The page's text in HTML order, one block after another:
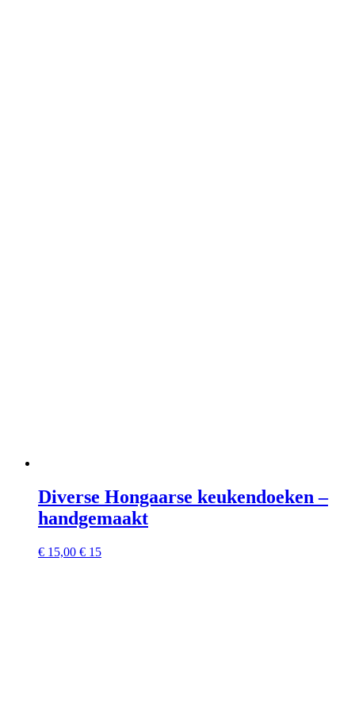
Diverse Hongaarse keukendoeken –
handgemaakt
€ 15,00 € 15